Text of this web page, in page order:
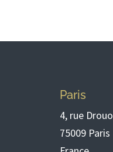
Paris
4, rue
75009 Paris